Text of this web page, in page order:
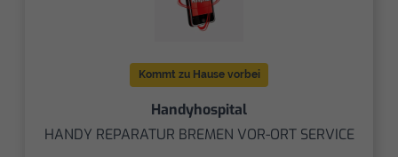
Kommt zu Hause vorbei
Handyhospital
HANDY REPARATUR BREMEN VOR-ORT SERVICE